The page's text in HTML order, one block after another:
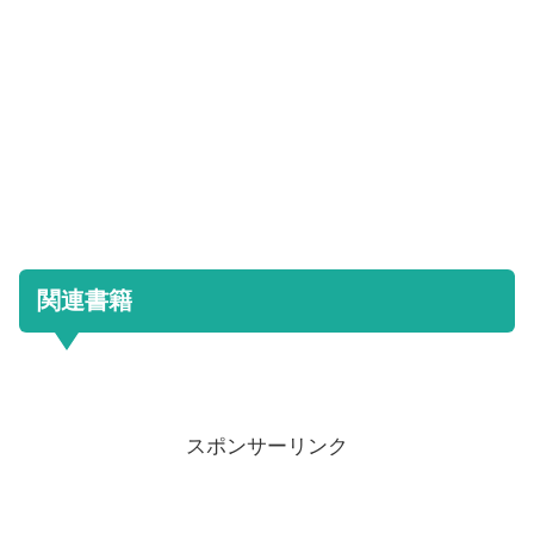
関連書籍
スポンサーリンク